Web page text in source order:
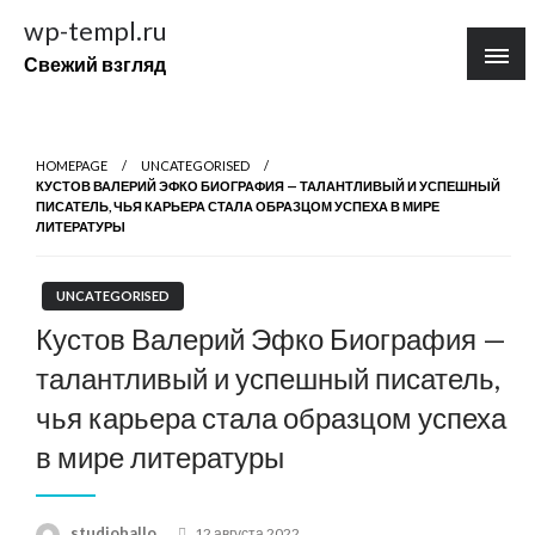
содержимому
wp-templ.ru
Свежий взгляд
HOMEPAGE
UNCATEGORISED
КУСТОВ ВАЛЕРИЙ ЭФКО БИОГРАФИЯ — ТАЛАНТЛИВЫЙ И УСПЕШНЫЙ
ПИСАТЕЛЬ, ЧЬЯ КАРЬЕРА СТАЛА ОБРАЗЦОМ УСПЕХА В МИРЕ
ЛИТЕРАТУРЫ
UNCATEGORISED
Кустов Валерий Эфко Биография —
талантливый и успешный писатель,
чья карьера стала образцом успеха
в мире литературы
Posted